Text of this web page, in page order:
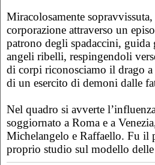
Miracolosamente
corporazione attraverso un
patrono degli spadaccini,
angeli ribelli, respingendoli
di corpi riconosciamo il drago a
di un esercito di demoni dalle
Nel quadro si avverte
soggiornato a Roma e a
Michelangelo e Raffaello. Fu il
proprio studio sul modello